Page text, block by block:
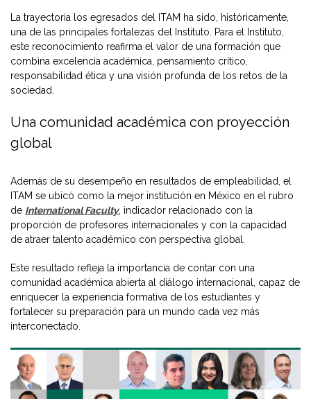
La trayectoria los egresados del ITAM ha sido, históricamente,
una de las principales fortalezas del Instituto. Para el Instituto,
este reconocimiento reafirma el valor de una formación que
combina excelencia académica, pensamiento crítico,
responsabilidad ética y una visión profunda de los retos de la
sociedad.
Una comunidad académica con proyección
global
Además de su desempeño en resultados de empleabilidad, el
ITAM se ubicó como la mejor institución en México en el rubro
de International Faculty, indicador relacionado con la
proporción de profesores internacionales y con la capacidad
de atraer talento académico con perspectiva global.
Este resultado refleja la importancia de contar con una
comunidad académica abierta al diálogo internacional, capaz de
enriquecer la experiencia formativa de los estudiantes y
fortalecer su preparación para un mundo cada vez más
interconectado.